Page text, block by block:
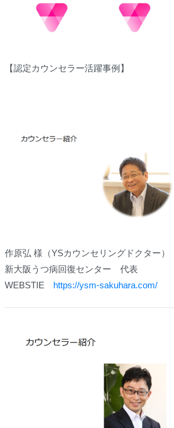
【認定カウンセラー活躍事例】
作原弘 様（YSカウンセリングドクター）
新大阪うつ病回復センター 代表
WEBSTIE https://ysm-sakuhara.com/